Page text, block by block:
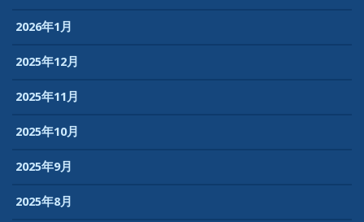
2026年1月
2025年12月
2025年11月
2025年10月
2025年9月
2025年8月